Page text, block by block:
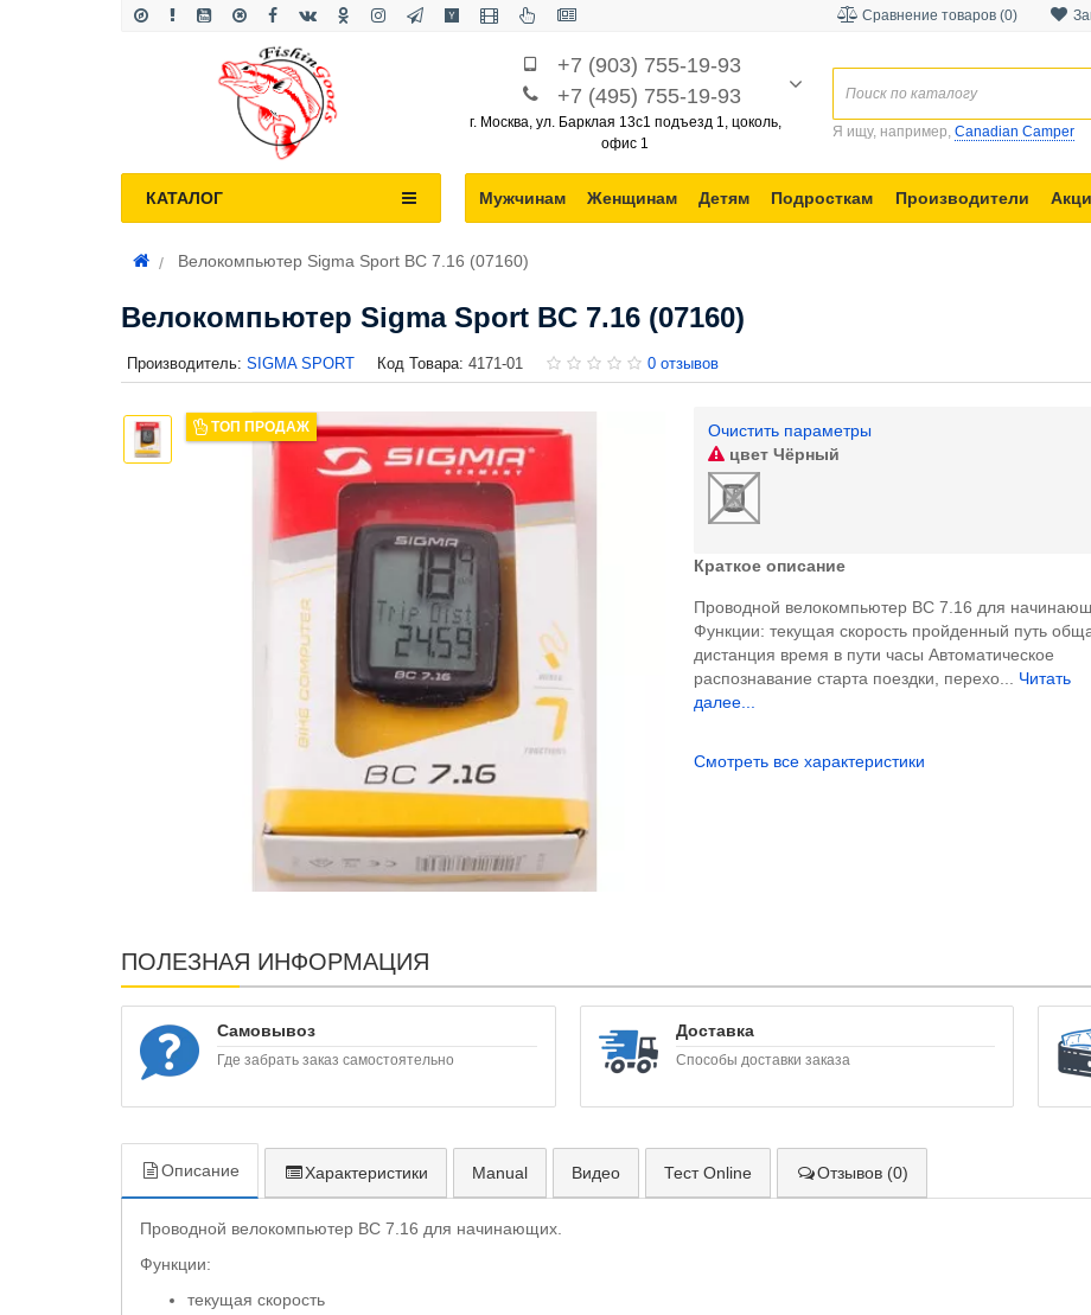
Сравнение товаров (0)
+7 (903) 755-19-93
+7 (495) 755-19-93
г. Москва, ул. Барклая 13с1 подъезд 1, цоколь,
офис 1
Я ищу, например, Canadian Camper
Мужчинам Женщинам Детям Подросткам Производители
КАТАЛОГ
Велокомпьютер Sigma Sport BC 7.16 (07160)
Велокомпьютер Sigma Sport BC 7.16 (07160)
Производитель: SIGMA SPORT Код Товара: 4171-01 0 отзывов
ТОП ПРОДАЖ
Очистить параметры
цветЧёрный
Краткое описание
Проводной велокомпьютер BC 7.16 для
Функции: текущая скорость пройденный путь
дистанция время в пути часы Автоматическое
распознавание старта поездки, перехо... Читать
далее...
Смотреть все характеристики
ПОЛЕЗНАЯ ИНФОРМАЦИЯ
Самовывоз
Где забрать заказ самостоятельно
Доставка
Способы доставки заказа
Описание Характеристики Manual Видео Тест Online Отзывов (0)
Проводной велокомпьютер BC 7.16 для начинающих.
Функции:
текущая скорость